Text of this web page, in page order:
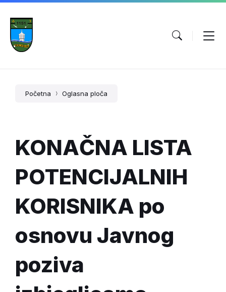
Početna Oglasna ploča
KONAČNA LISTA
POTENCIJALNIH
KORISNIKA po
osnovu Javnog
poziva